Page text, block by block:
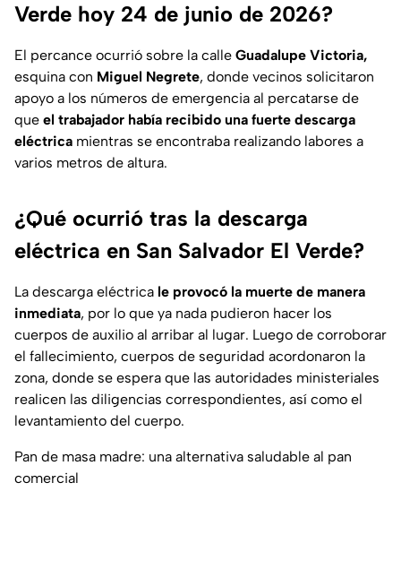
Verde hoy 24 de junio de 2026?
El percance ocurrió sobre la calle Guadalupe Victoria,
esquina con Miguel Negrete, donde vecinos solicitaron
apoyo a los números de emergencia al percatarse de
que el trabajador había recibido una fuerte descarga
eléctrica mientras se encontraba realizando labores a
varios metros de altura.
¿Qué ocurrió tras la descarga
eléctrica en San Salvador El Verde?
La descarga eléctrica le provocó la muerte de manera
inmediata, por lo que ya nada pudieron hacer los
cuerpos de auxilio al arribar al lugar. Luego de corroborar
el fallecimiento, cuerpos de seguridad acordonaron la
zona, donde se espera que las autoridades ministeriales
realicen las diligencias correspondientes, así como el
levantamiento del cuerpo.
Pan de masa madre: una alternativa saludable al pan
comercial